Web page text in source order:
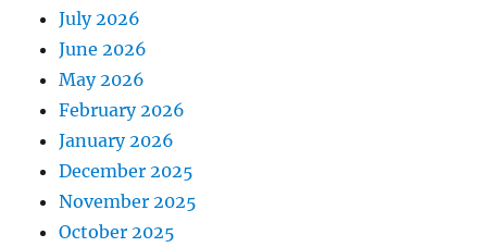
July 2026
June 2026
May 2026
February 2026
January 2026
December 2025
November 2025
October 2025